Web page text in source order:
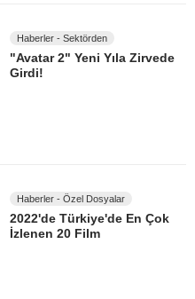
Haberler - Sektörden
"Avatar 2" Yeni Yıla Zirvede
Girdi!
Haberler - Özel Dosyalar
2022'de Türkiye'de En Çok
İzlenen 20 Film